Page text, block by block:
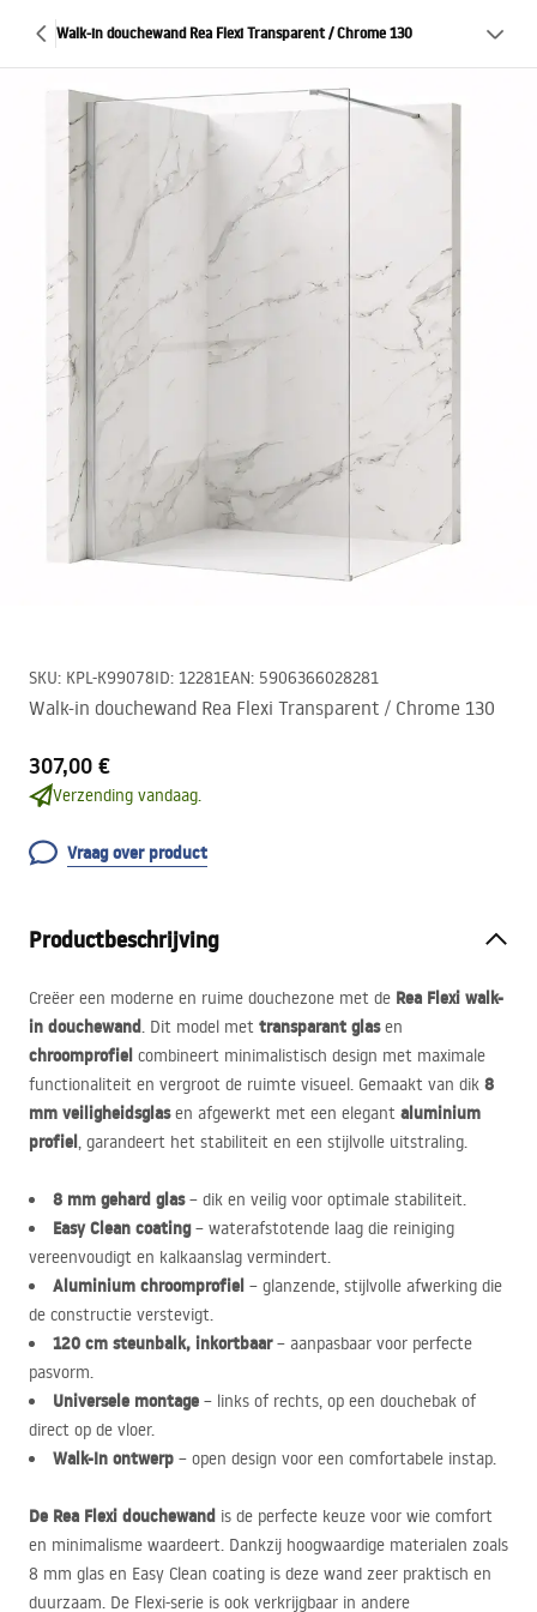
Walk-in douchewand Rea Flexi Transparent / Chrome 130
SKU: KPL-K99078ID: 12281EAN: 5906366028281
Walk-in douchewand Rea Flexi Transparent / Chrome 130
307,00 €
Verzending vandaag.
Vraag over product
Productbeschrijving
Creëer een moderne en ruime douchezone met de Rea Flexi walk-
in douchewand. Dit model met transparant glasen
chroomprofiel combineert minimalistisch design met maximale
functionaliteit en vergroot de ruimte visueel. Gemaakt van dik 8
mm veiligheidsglasen afgewerkt met een elegant aluminium
profiel, garandeert het stabiliteit en een stijlvolle uitstraling.
8 mm gehard glas– dik en veilig voor optimale stabiliteit.
Easy Clean coating– waterafstotende laag die reiniging
vereenvoudigt en kalkaanslag vermindert.
Aluminium chroomprofiel – glanzende, stijlvolle afwerking die
de constructie verstevigt.
120 cm steunbalk, inkortbaar– aanpasbaar voor perfecte
pasvorm.
Universele montage – links of rechts, op een douchebak of
direct op de vloer.
Walk-In ontwerp – open design voor een comfortabele instap.
De Rea Flexi douchewand is de perfecte keuze voor wie comfort
en minimalisme waardeert. Dankzij hoogwaardige materialen zoals
8 mm glas en Easy Clean coating is deze wand zeer praktisch en
duurzaam. De Flexi-serie is ook verkrijgbaar in andere